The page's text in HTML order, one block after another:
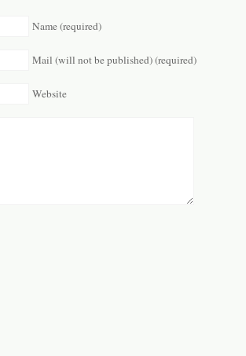
Name (required)
Mail (will not be published) (required)
Website